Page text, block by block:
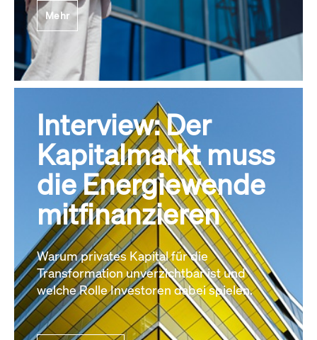
Mehr
Interview: Der
Kapitalmarkt muss
die Energiewende
mitfinanzieren
Warum privates Kapital für die
Transformation unverzichtbar ist und
welche Rolle Investoren dabei spielen.